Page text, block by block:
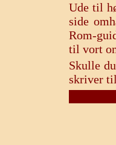
Ude til
side
Rom-
til vort
Skulle
skriver